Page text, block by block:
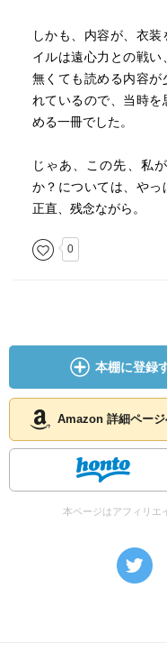
しかも、内容が、衣
イルは遠心力との戦
無くても読める内容
れているので、当時を
める一冊でした。
じゃあ、この先、私
か？については、やっ
正直、残念ながら。
0
本棚に登録
Amazon 詳細ページ
本ページはアフィリエ